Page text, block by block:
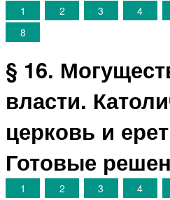
1 2 3 4
8
§ 16.
власти.
церковь и
Готовые
1 2 3 4